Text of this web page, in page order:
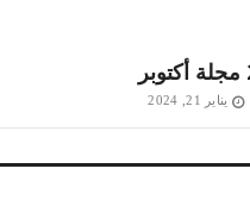
يناير 21, 2024